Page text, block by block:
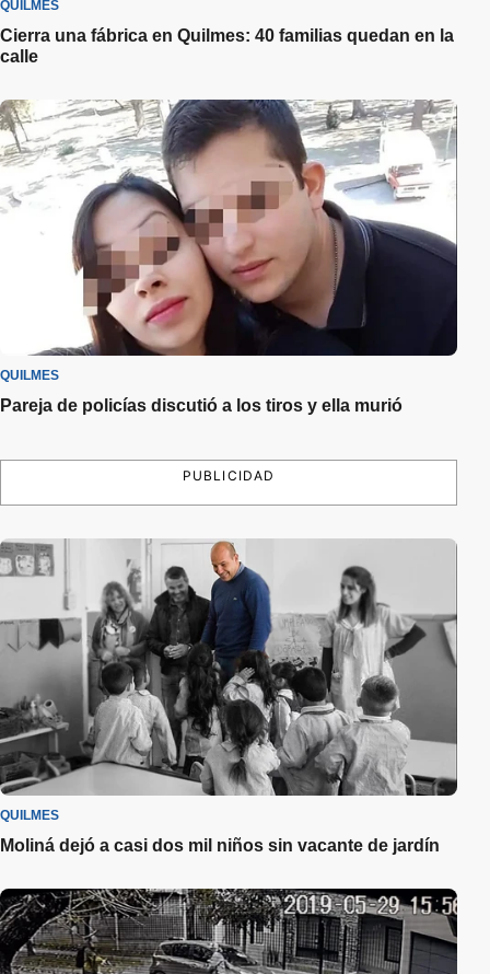
QUILMES
Cierra una fábrica en Quilmes: 40 familias quedan en la
calle
QUILMES
Pareja de policías discutió a los tiros y ella murió
PUBLICIDAD
QUILMES
Moliná dejó a casi dos mil niños sin vacante de jardín